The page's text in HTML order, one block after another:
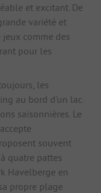
et excitant. De
variété et
comme des
pour les
les
au bord d'un lac.
saisonnières. Le
souvent
quatre pattes
Havelberge en
propre plage